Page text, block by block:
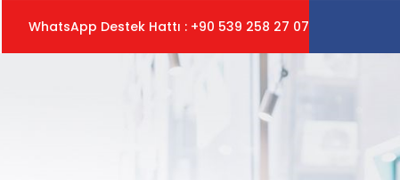
WhatsApp Destek Hattı : +90 539 258 27 07